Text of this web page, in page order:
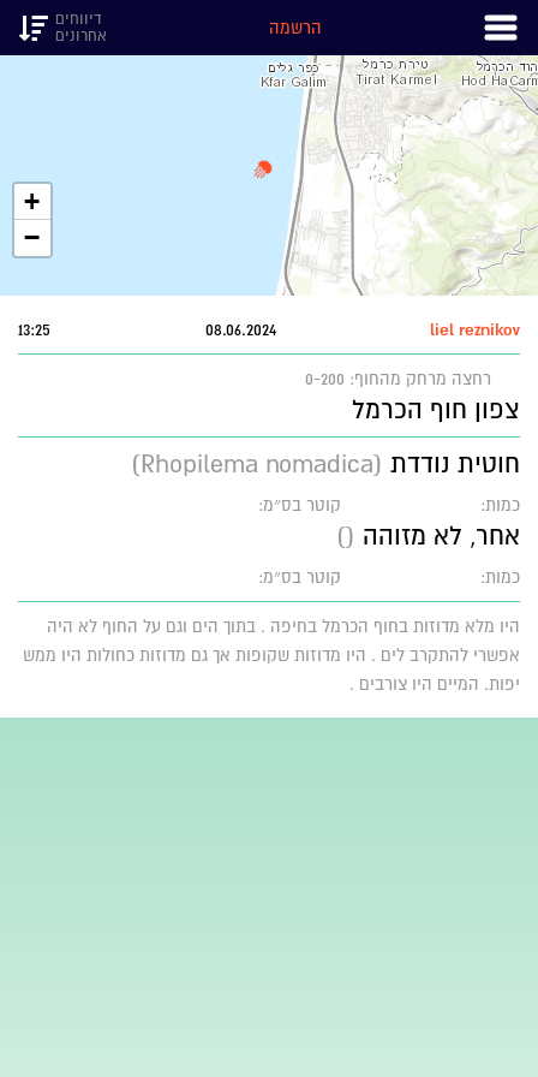
הרשמה
דיווחים
אחרונים
+
−
liel reznikov
08.06.2024
13:25
רחצה מרחק מהחוף: 0-200
צפון חוף הכרמל
חוטית נודדת (Rhopilema nomadica)
כמות: קוטר בס״מ:
אחר, לא מזוהה ()
כמות: קוטר בס״מ:
היו מלא מדוזות בחוף הכרמל בחיפה . בתוך הים וגם על החוף לא היה
אפשרי להתקרב לים . היו מדוזות שקופות אך גם מדוזות כחולות היו ממש
יפות. המיים היו צורבים .